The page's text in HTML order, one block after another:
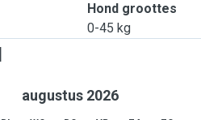
Hond groottes
0-45 kg
augustus 2026